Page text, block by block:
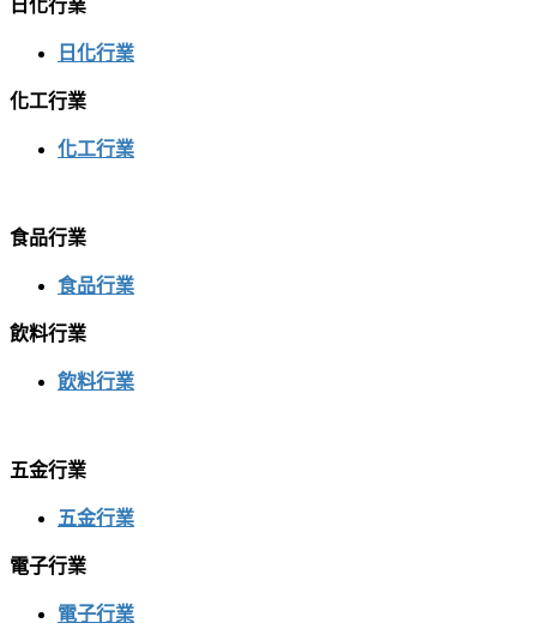
日化行業
日化行業
化工行業
化工行業
食品行業
食品行業
飲料行業
飲料行業
五金行業
五金行業
電子行業
電子行業